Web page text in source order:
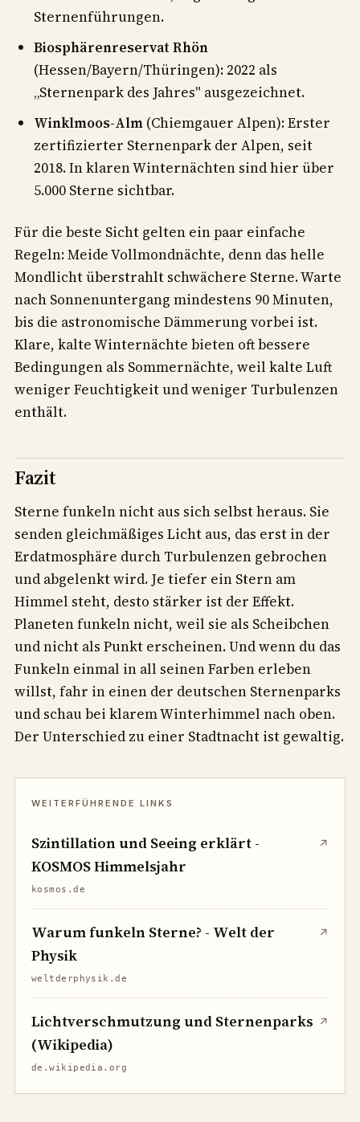
Sternenführungen.
Biosphärenreservat Rhön
(Hessen/Bayern/Thüringen): 2022 als
„Sternenpark des Jahres" ausgezeichnet.
Winklmoos-Alm(Chiemgauer Alpen): Erster
zertifizierter Sternenpark der Alpen, seit
2018. In klaren Winternächten sind hier über
5.000 Sterne sichtbar.
Für die beste Sicht gelten ein paar einfache
Regeln: Meide Vollmondnächte, denn das helle
Mondlicht überstrahlt schwächere Sterne. Warte
nach Sonnenuntergang mindestens 90 Minuten,
bis die astronomische Dämmerung vorbei ist.
Klare, kalte Winternächte bieten oft bessere
Bedingungen als Sommernächte, weil kalte Luft
weniger Feuchtigkeit und weniger Turbulenzen
enthält.
Fazit
Sterne funkeln nicht aus sich selbst heraus. Sie
senden gleichmäßiges Licht aus, das erst in der
Erdatmosphäre durch Turbulenzen gebrochen
und abgelenkt wird. Je tiefer ein Stern am
Himmel steht, desto stärker ist der Effekt.
Planeten funkeln nicht, weil sie als Scheibchen
und nicht als Punkt erscheinen. Und wenn du das
Funkeln einmal in all seinen Farben erleben
willst, fahr in einen der deutschen Sternenparks
und schau bei klarem Winterhimmel nach oben.
Der Unterschied zu einer Stadtnacht ist gewaltig.
Szintillation und Seeing erklärt -
KOSMOS Himmelsjahr
↗
kosmos.de
Warum funkeln Sterne? - Welt der
Physik
↗
weltderphysik.de
Lichtverschmutzung und Sternenparks
(Wikipedia)
↗
de.wikipedia.org